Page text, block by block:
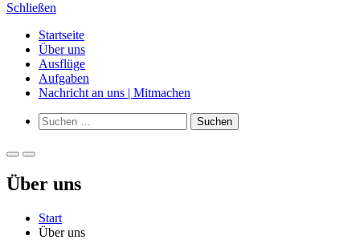
Schließen
Startseite
Über uns
Ausflüge
Aufgaben
Nachricht an uns | Mitmachen
Such-
Formular
Suchen
nach:
Primäres
Menü
für
Primäres
für
Über uns
Start
Über uns